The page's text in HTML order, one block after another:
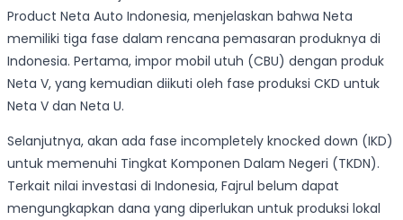
Product Neta Auto Indonesia, menjelaskan bahwa Neta
memiliki tiga fase dalam rencana pemasaran produknya di
Indonesia. Pertama, impor mobil utuh (CBU) dengan produk
Neta V, yang kemudian diikuti oleh fase produksi CKD untuk
Neta V dan Neta U.
Selanjutnya, akan ada fase incompletely knocked down (IKD)
untuk memenuhi Tingkat Komponen Dalam Negeri (TKDN).
Terkait nilai investasi di Indonesia, Fajrul belum dapat
mengungkapkan dana yang diperlukan untuk produksi lokal